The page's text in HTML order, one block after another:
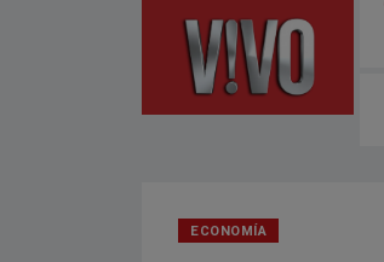
ECONOMÍA